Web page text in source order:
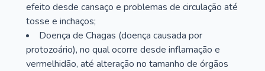
efeito desde cansaço e problemas de circulação até
tosse e inchaços;
Doença de Chagas (doença causada por
protozoário), no qual ocorre desde inflamação e
vermelhidão, até alteração no tamanho de órgãos